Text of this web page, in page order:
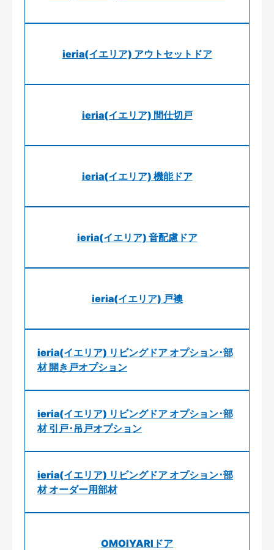
ieria(イエリア) アウトセットドア
ieria(イエリア) 間仕切戸
ieria(イエリア) 機能ドア
ieria(イエリア) 音配慮ドア
ieria(イエリア) 戸襖
ieria(イエリア) リビングドア オプション･部
材 開き戸オプション
ieria(イエリア) リビングドア オプション･部
材 引戸･吊戸オプション
ieria(イエリア) リビングドア オプション･部
材 オーダー用部材
OMOIYARIドア